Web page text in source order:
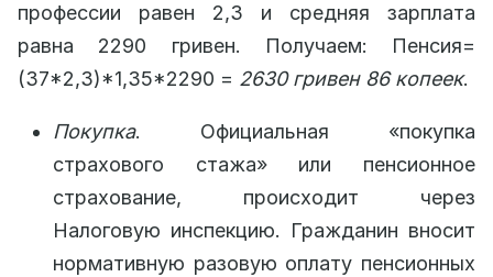
профессии равен 2,3 и средняя зарплата
равна 2290 гривен. Получаем: Пенсия=
(37*2,3)*1,35*2290 = 2630 гривен 86 копеек.
Покупка. Официальная «покупка
страхового стажа» или пенсионное
страхование, происходит через
Налоговую инспекцию. Гражданин вносит
нормативную разовую оплату пенсионных